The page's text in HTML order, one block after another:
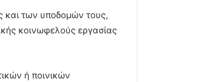
και των υποδομών τους,
κοινωφελούς εργασίας
ή ποινικών